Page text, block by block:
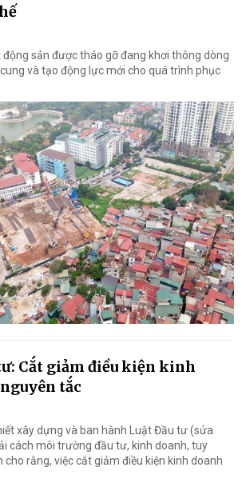
động sản được tháo gỡ đang khơi thông dòng
và tạo động lực mới cho quá trình phục
Cắt giảm điều kiện kinh
tắc
xây dựng và ban hành Luật Đầu tư (sửa
cách môi trường đầu tư, kinh doanh, tuy
cho rằng, việc cắt giảm điều kiện kinh doanh